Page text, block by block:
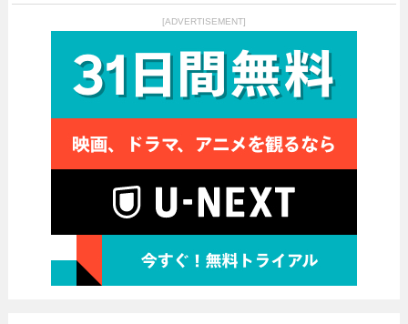
[ADVERTISEMENT]